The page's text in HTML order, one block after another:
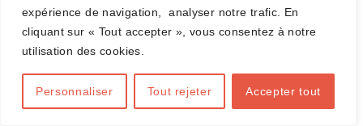
expérience de navigation, analyser notre trafic. En
cliquant sur « Tout accepter », vous consentez à notre
utilisation des cookies.
Personnaliser Tout rejeter Accepter tout
Complétez ce formulaire
E-mail valide